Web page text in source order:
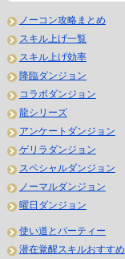
ノーコン攻略まとめ
スキル上げ一覧
スキル上げ効率
降臨ダンジョン
コラボダンジョン
龍シリーズ
アンケートダンジョン
ゲリラダンジョン
スペシャルダンジョン
ノーマルダンジョン
曜日ダンジョン
使い道とパーティー
潜在覚醒スキルおすすめ